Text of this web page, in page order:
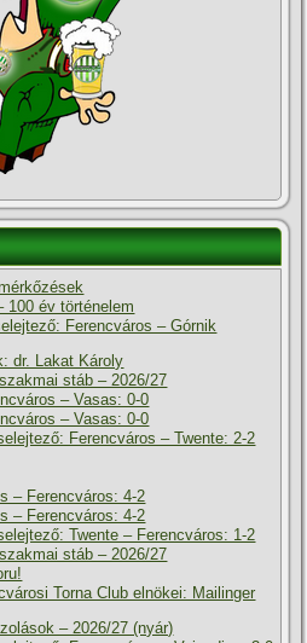
100 év történelem
Ferencváros – Górnik
dr. Lakat Károly
stáb – 2026/27
– Vasas: 0-0
– Vasas: 0-0
Ferencváros – Twente: 2-2
– Ferencváros: 4-2
– Ferencváros: 4-2
Twente – Ferencváros: 1-2
stáb – 2026/27
Torna Club elnökei: Mailinger
– 2026/27 (nyár)